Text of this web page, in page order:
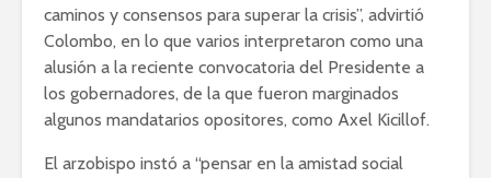
caminos y consensos para superar la crisis”, advirtió
Colombo, en lo que varios interpretaron como una
alusión a la reciente convocatoria del Presidente a
los gobernadores, de la que fueron marginados
algunos mandatarios opositores, como Axel Kicillof.
El arzobispo instó a “pensar en la amistad social